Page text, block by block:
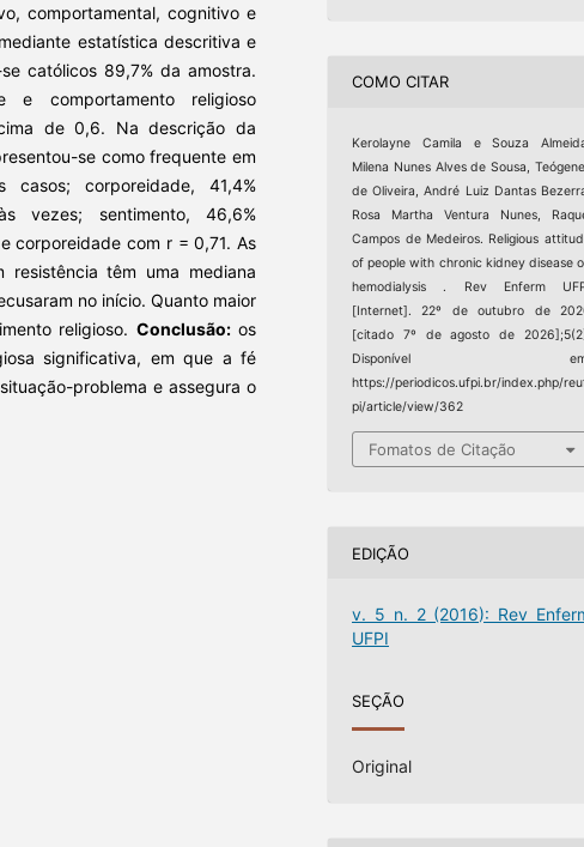
comportamental, cognitivo e
estatística descritiva e
católicos 89,7% da amostra.
e comportamento religioso
de 0,6. Na descrição da
se como frequente em
corporeidade, 41,4%
vezes; sentimento, 46,6%
corporeidade com r = 0,71. As
resistência têm uma mediana
no início. Quanto maior
religioso. Conclusão:os
significativa, em que a fé
problema e assegura o
COMO CITAR
Kerolayne Camila e Souza
Milena Nunes Alves de Sousa,
de Oliveira, André Luiz Dantas
Rosa Martha Ventura Nunes,
Campos de Medeiros. Religious
of people with chronic kidney disease
hemodialysis . Rev Enferm
[Internet]. 22º de outubro de
[citado 7º de agosto de
Disponível
https://periodicos.ufpi.br/index.php/
pi/article/view/362
Fomatos de Citação
EDIÇÃO
v. 5 n. 2 (2016): Rev
UFPI
SEÇÃO
Original